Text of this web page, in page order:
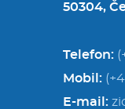
50304,
Telefon:
Mobil:
E-mail: